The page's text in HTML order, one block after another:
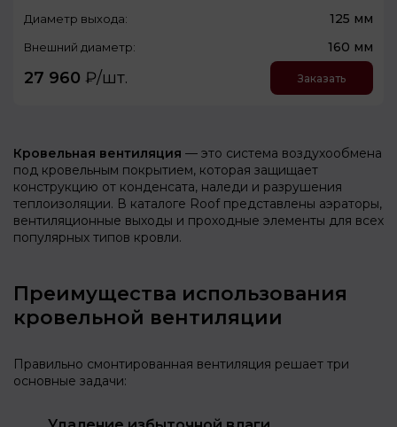
Диаметр выхода: 125 мм
Внешний диаметр: 160 мм
27 960 ₽/шт. Заказать
Кровельная вентиляция — это система воздухообмена
под кровельным покрытием, которая защищает
конструкцию от конденсата, наледи и разрушения
теплоизоляции. В каталоге Roof представлены аэраторы,
вентиляционные выходы и проходные элементы для всех
популярных типов кровли.
Преимущества использования
кровельной вентиляции
Правильно смонтированная вентиляция решает три
основные задачи: